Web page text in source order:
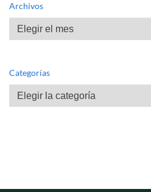
Archivos
Archivos
Categorías
Categorías